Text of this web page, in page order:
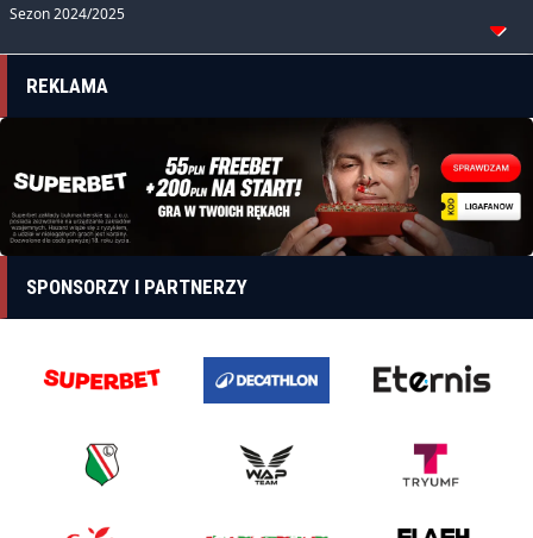
Sezon 2024/2025
REKLAMA
SPONSORZY I PARTNERZY